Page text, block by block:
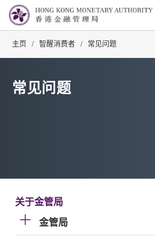
主页 / 智醒消费者 / 常见问题
常见问题
关于金管局
金管局